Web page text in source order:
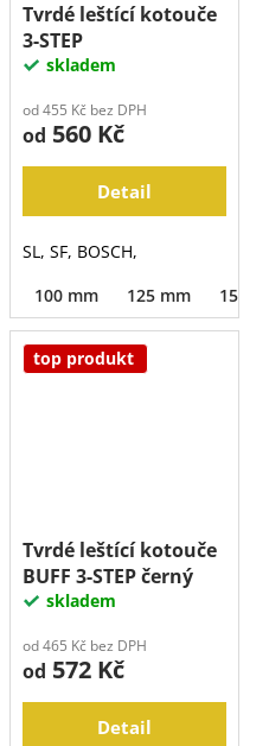
Tvrdé leštící kotouče
3-STEP
skladem
od 455 Kč bez DPH
od 560 Kč
Detail
SL, SF, BOSCH,
100 mm
125 mm 150
top produkt
Tvrdé leštící kotouče
BUFF 3-STEP černý
skladem
od 465 Kč bez DPH
od 572 Kč
Detail